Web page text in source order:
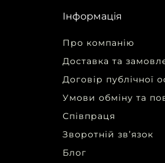
Інформація
Про компанію
Доставка та
Договір публічної
Умови обміну та
Співпраця
Зворотній зв’язок
Блог